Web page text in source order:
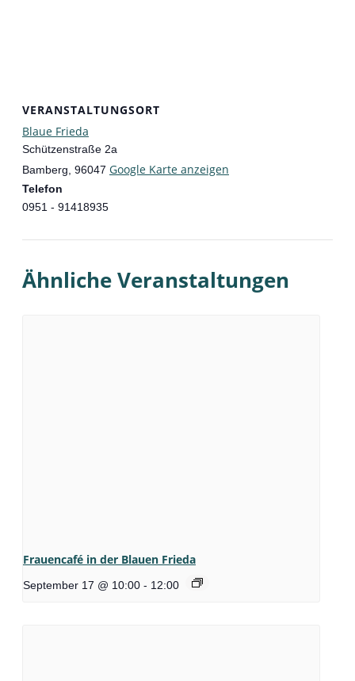
VERANSTALTUNGSORT
Blaue Frieda
Schützenstraße 2a
Bamberg 96047 Google Karte anzeigen
Telefon
0951 - 91418935
Ähnliche Veranstaltungen
Frauencafé in der Blauen Frieda
September 17 @ 10:00 - 12:00